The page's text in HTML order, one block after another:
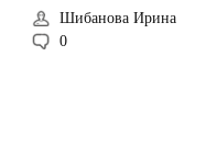
Шибанова Ирина
0